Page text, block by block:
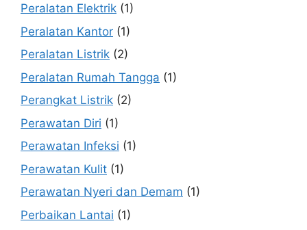
Peralatan Elektrik (1)
Peralatan Kantor (1)
Peralatan Listrik (2)
Peralatan Rumah Tangga (1)
Perangkat Listrik (2)
Perawatan Diri (1)
Perawatan Infeksi (1)
Perawatan Kulit (1)
Perawatan Nyeri dan Demam (1)
Perbaikan Lantai (1)